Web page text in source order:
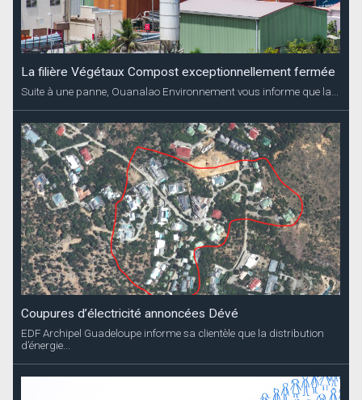
La filière Végétaux Compost exceptionnellement fermée
Suite à une panne, Ouanalao Environnement vous informe que la...
Coupures d’électricité annoncées Dévé
EDF Archipel Guadeloupe informe sa clientèle que la distribution
d’énergie...